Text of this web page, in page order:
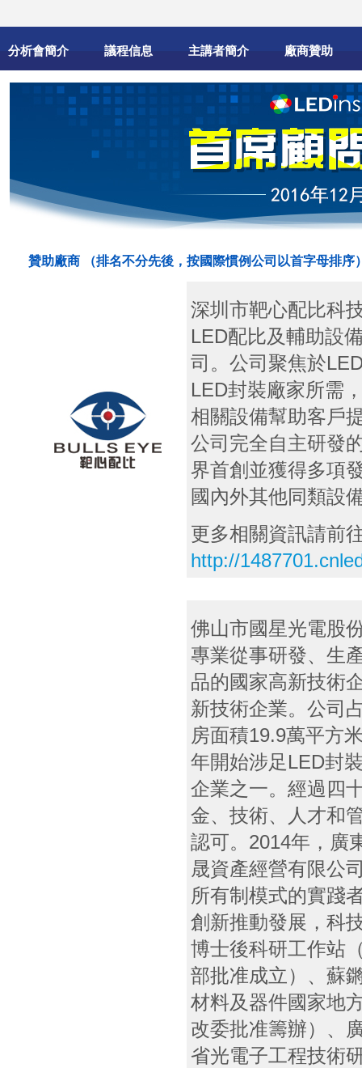
分析會簡介 議程信息 主講者簡介 廠商贊助
贊助廠商 （排名不分先後，按國際慣例公司以首字母排序
深圳市靶心配比科
LED配比及輔助設
司。公司聚焦於
LED封裝廠家所需
相關設備幫助客戶
公司完全自主研發
界首創並獲得多項
國內外其他同類設
更多相關資訊請前
http://
佛山市國星光電股
專業從事研發、生
品的國家高新技術
新技術企業。公司
房面積19.9萬平方
年開始涉足LED封
企業之一。經過四
金、技術、人才和
認可。2014年，廣
晟資產經營有限公
所有制模式的實踐
創新推動發展，科
博士後科研工作站
部批准成立）、蘇
材料及器件國家地
改委批准籌辦）、
省光電子工程技術